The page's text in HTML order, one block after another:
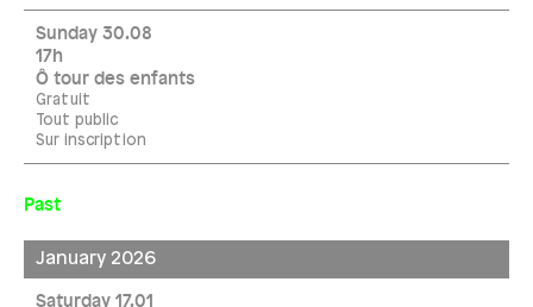
Sunday 30.08
17h
Ô tour des enfants
Gratuit
Tout public
Sur inscription
Past
January 2026
Saturday 17.01